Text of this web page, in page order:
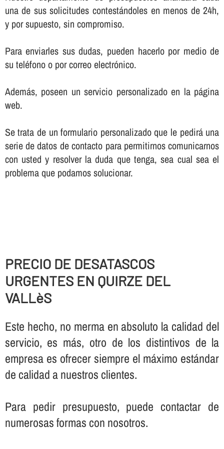
una de sus solicitudes contestándoles en menos de 24h,
y por supuesto, sin compromiso.
Para enviarles sus dudas, pueden hacerlo por medio de
su teléfono o por correo electrónico.
Además, poseen un servicio personalizado en la página
web.
Se trata de un formulario personalizado que le pedirá una
serie de datos de contacto para permitirnos comunicarnos
con usted y resolver la duda que tenga, sea cual sea el
problema que podamos solucionar.
PRECIO DE DESATASCOS
URGENTES EN QUIRZE DEL
VALLèS
Este hecho, no merma en absoluto la calidad del
servicio, es más, otro de los distintivos de la
empresa es ofrecer siempre el máximo estándar
de calidad a nuestros clientes.
Para pedir presupuesto, puede contactar de
numerosas formas con nosotros.